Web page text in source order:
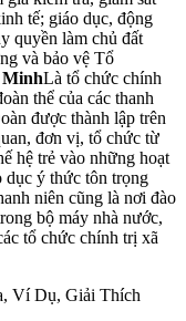
tế; giáo dục, động
quyền làm chủ đất
và bảo vệ Tổ
MinhLà tổ chức chính
thể của các thanh
được thành lập trên
đơn vị, tổ chức từ
hệ trẻ vào những hoạt
dục ý thức tôn trọng
niên cũng là nơi đào
bộ máy nhà nước,
tổ chức chính trị xã
Ví Dụ, Giải Thích